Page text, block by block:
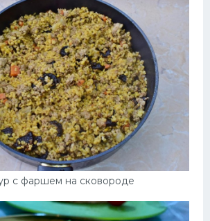
с фаршем на сковороде